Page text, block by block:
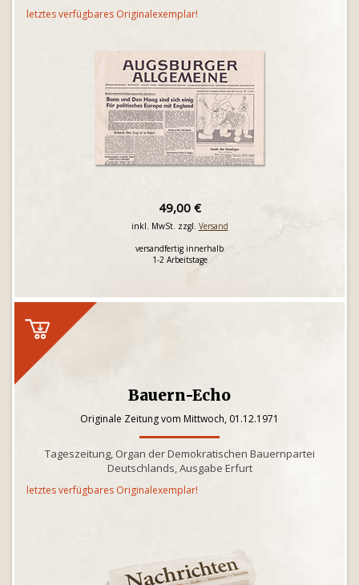
letztes verfügbares Originalexemplar!
49,00 €
inkl. MwSt. zzgl. Versand
versandfertig innerhalb
1-2 Arbeitstage
Bauern-Echo
Originale Zeitung vom Mittwoch, 01.12.1971
Tageszeitung, Organ der Demokratischen Bauernpartei
Deutschlands, Ausgabe Erfurt
letztes verfügbares Originalexemplar!